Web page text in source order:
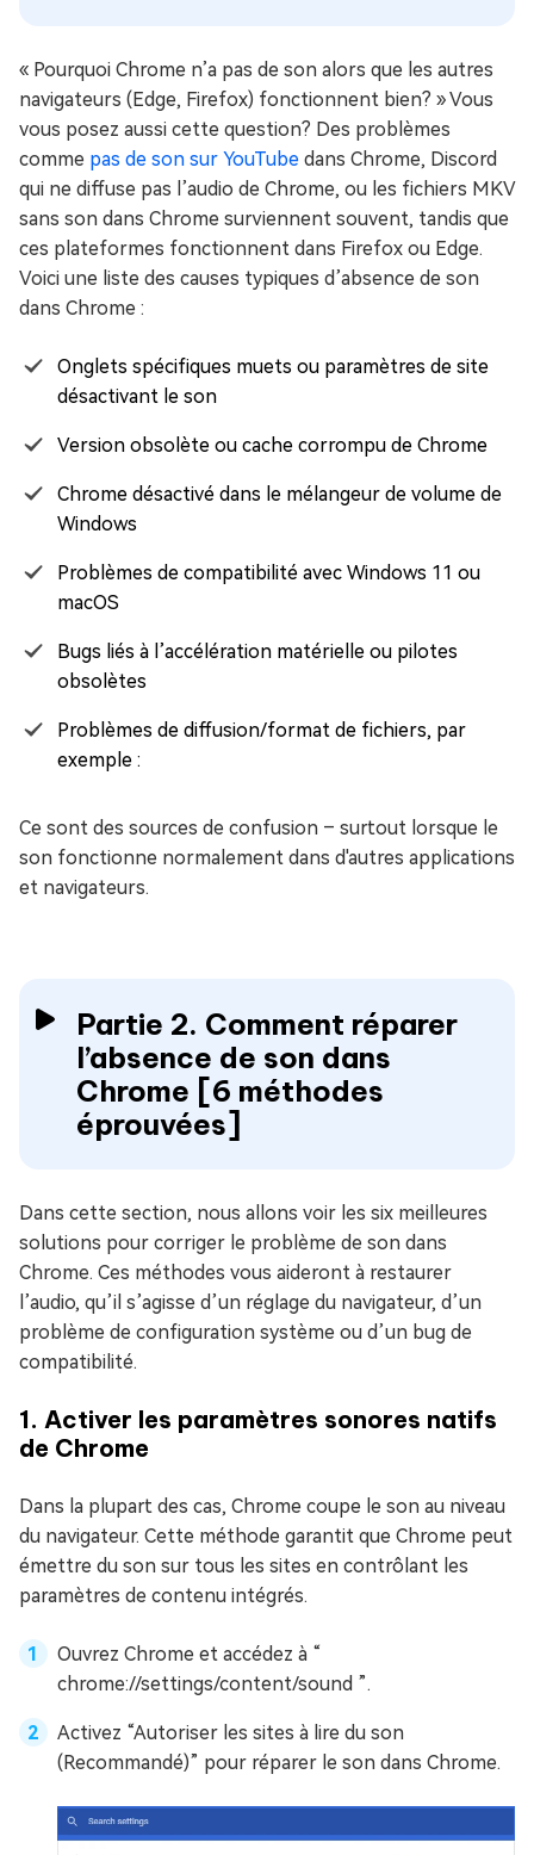
« Pourquoi Chrome n’a pas de son alors que les autres
navigateurs (Edge, Firefox) fonctionnent bien? » Vous
vous posez aussi cette question? Des problèmes
comme pas de son sur YouTube dans Chrome, Discord
qui ne diffuse pas l’audio de Chrome, ou les fichiers MKV
sans son dans Chrome surviennent souvent, tandis que
ces plateformes fonctionnent dans Firefox ou Edge.
Voici une liste des causes typiques d’absence de son
dans Chrome :
Onglets spécifiques muets ou paramètres de site
désactivant le son
Version obsolète ou cache corrompu de Chrome
Chrome désactivé dans le mélangeur de volume de
Windows
Problèmes de compatibilité avec Windows 11 ou
macOS
Bugs liés à l’accélération matérielle ou pilotes
obsolètes
Problèmes de diffusion/format de fichiers, par
exemple :
Ce sont des sources de confusion – surtout lorsque le
son fonctionne normalement dans d'autres applications
et navigateurs.
Partie 2. Comment réparer
l’absence de son dans
Chrome [6 méthodes
éprouvées]
Dans cette section, nous allons voir les six meilleures
solutions pour corriger le problème de son dans
Chrome. Ces méthodes vous aideront à restaurer
l’audio, qu’il s’agisse d’un réglage du navigateur, d’un
problème de configuration système ou d’un bug de
compatibilité.
1. Activer les paramètres sonores natifs
de Chrome
Dans la plupart des cas, Chrome coupe le son au niveau
du navigateur. Cette méthode garantit que Chrome peut
émettre du son sur tous les sites en contrôlant les
paramètres de contenu intégrés.
Ouvrez Chrome et accédez à “
chrome://settings/content/sound ”.
Activez “Autoriser les sites à lire du son
(Recommandé)” pour réparer le son dans Chrome.